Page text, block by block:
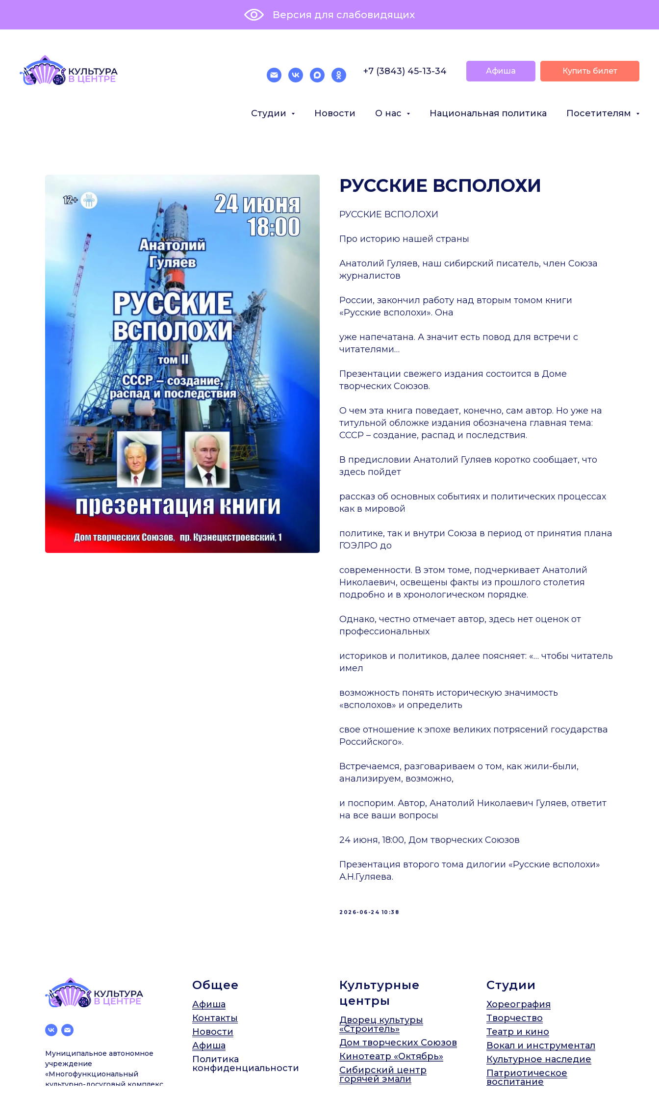
Версия для слабовидящих
+7 (3843) 45-13-34 Афиша Купить билет
Студии Новости О нас Национальная политика Посетителям
РУССКИЕ ВСПОЛОХИ
РУССКИЕ ВСПОЛОХИ
Про историю нашей страны
Анатолий Гуляев, наш сибирский писатель, член Союза
журналистов
России, закончил работу над вторым томом книги
«Русские всполохи». Она
уже напечатана. А значит есть повод для встречи с
читателями…
Презентации свежего издания состоится в Доме
творческих Союзов.
О чем эта книга поведает, конечно, сам автор. Но уже на
титульной обложке издания обозначена главная тема:
СССР – создание, распад и последствия.
В предисловии Анатолий Гуляев коротко сообщает, что
здесь пойдет
рассказ об основных событиях и политических процессах
как в мировой
политике, так и внутри Союза в период от принятия плана
ГОЭЛРО до
современности. В этом томе, подчеркивает Анатолий
Николаевич, освещены факты из прошлого столетия
подробно и в хронологическом порядке.
Однако, честно отмечает автор, здесь нет оценок от
профессиональных
историков и политиков, далее поясняет: «… чтобы читатель
имел
возможность понять историческую значимость
«всполохов» и определить
свое отношение к эпохе великих потрясений государства
Российского».
Встречаемся, разговариваем о том, как жили-были,
анализируем, возможно,
и поспорим. Автор, Анатолий Николаевич Гуляев, ответит
на все ваши вопросы
24 июня, 18:00, Дом творческих Союзов
Презентация второго тома дилогии «Русские всполохи»
А.Н.Гуляева.
2026-06-24 10:38
Муниципальное автономное
учреждение
«Многофункциональный
культурно-досуговый комплекс
Общее
Афиша
Контакты
Новости
Афиша
Политика
конфиденциальности
Культурные
центры
Дворец культуры
«Строитель»
Дом творческих Союзов
Кинотеатр «Октябрь»
Сибирский центр
горячей эмали
Студии
Хореография
Творчество
Театр и кино
Вокал и инструментал
Культурное наследие
Патриотическое
воспитание